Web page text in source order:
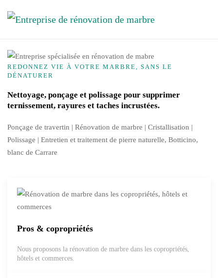
Accéder au contenu principal
REDONNEZ VIE À VOTRE MARBRE, SANS LE
DÉNATURER
Nettoyage, ponçage et polissage pour supprimer
ternissement, rayures et taches incrustées.
Ponçage de travertin | Rénovation de marbre | Cristallisation |
Polissage | Entretien et traitement de pierre naturelle, Botticino,
blanc de Carrare
Pros & copropriétés
Nous proposons la rénovation de marbre dans les copropriétés,
hôtels et commerces.